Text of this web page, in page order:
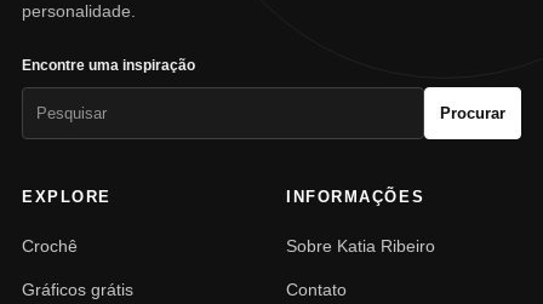
personalidade.
Encontre uma inspiração
Procurar
EXPLORE
Crochê
Gráficos grátis
INFORMAÇÕES
Sobre Katia Ribeiro
Contato